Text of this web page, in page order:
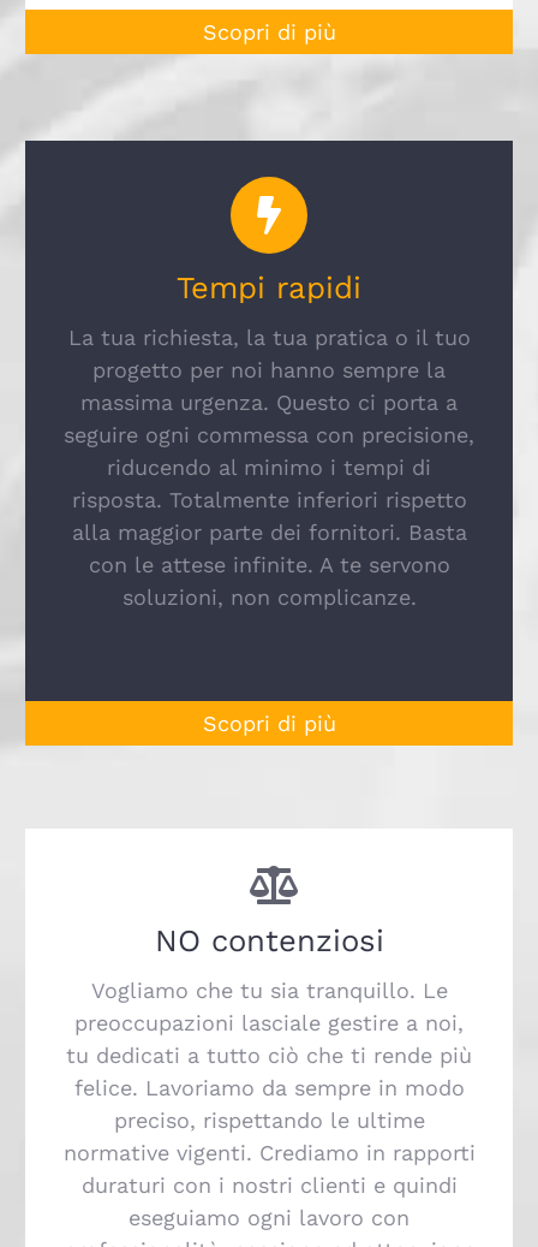
Scopri di più
Tempi rapidi
La tua richiesta, la tua pratica o il tuo
progetto per noi hanno sempre la
massima urgenza. Questo ci porta a
seguire ogni commessa con precisione,
riducendo al minimo i tempi di
risposta. Totalmente inferiori rispetto
alla maggior parte dei fornitori. Basta
con le attese infinite. A te servono
soluzioni, non complicanze.
Scopri di più
NO contenziosi
Vogliamo che tu sia tranquillo. Le
preoccupazioni lasciale gestire a noi,
tu dedicati a tutto ciò che ti rende più
felice. Lavoriamo da sempre in modo
preciso, rispettando le ultime
normative vigenti. Crediamo in rapporti
duraturi con i nostri clienti e quindi
eseguiamo ogni lavoro con